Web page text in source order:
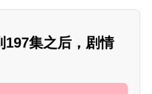
197集之后，剧情